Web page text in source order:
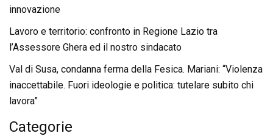
innovazione
Lavoro e territorio: confronto in Regione Lazio tra
l’Assessore Ghera ed il nostro sindacato
Val di Susa, condanna ferma della Fesica. Mariani: “Violenza
inaccettabile. Fuori ideologie e politica: tutelare subito chi
lavora”
Categorie